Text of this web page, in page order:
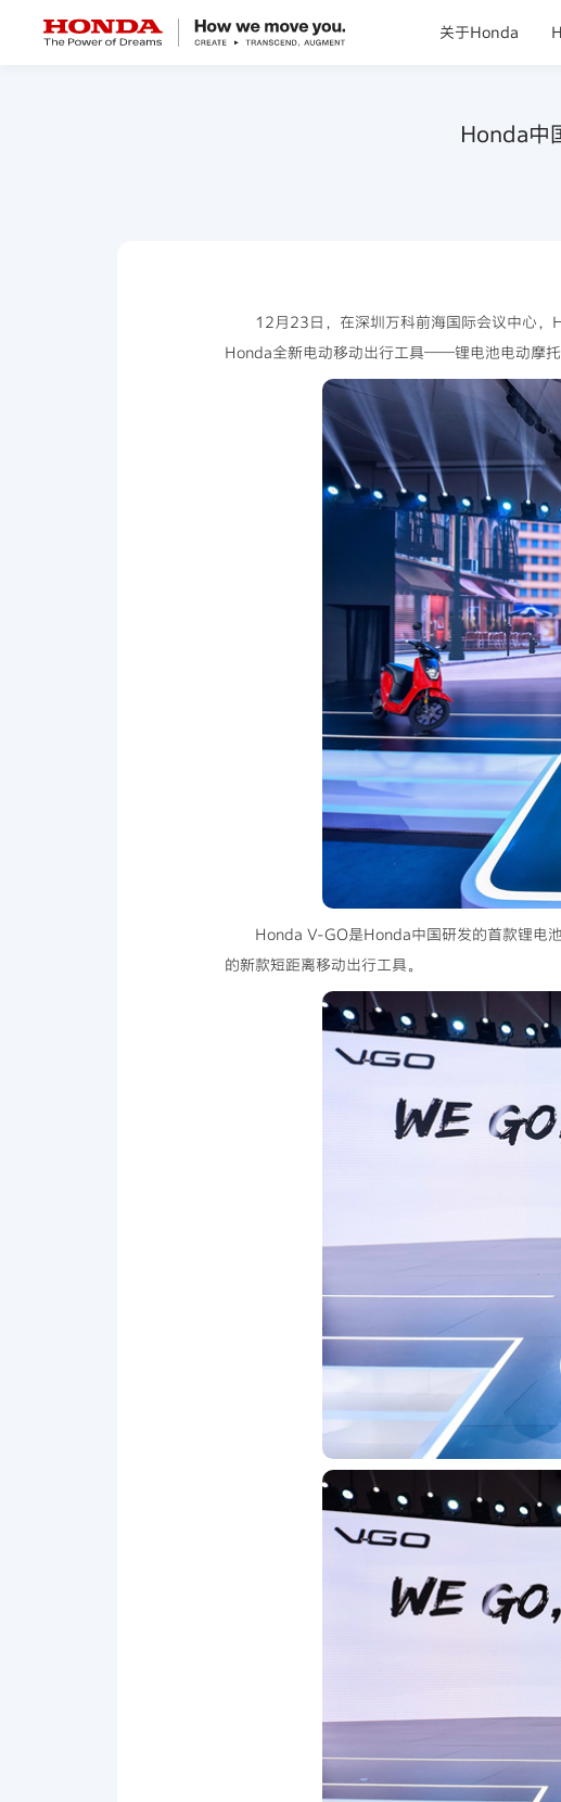
关于Honda
Honda中
12月23日，在深圳万科前海国际会议中心
Honda全新电动移动出行工具——锂电池电动摩
Honda V-GO是Honda中国研发的首款锂电
的新款短距离移动出行工具。